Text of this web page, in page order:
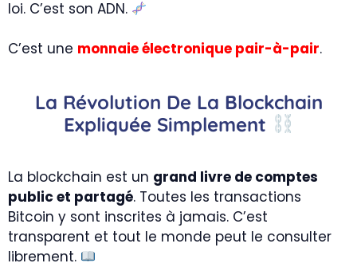
loi. C’est son ADN.
C’est une monnaie électronique pair-à-pair.
La Révolution De La Blockchain
Expliquée Simplement
La blockchain est un grand livre de comptes
public et partagé. Toutes les transactions
Bitcoin y sont inscrites à jamais. C’est
transparent et tout le monde peut le consulter
librement.